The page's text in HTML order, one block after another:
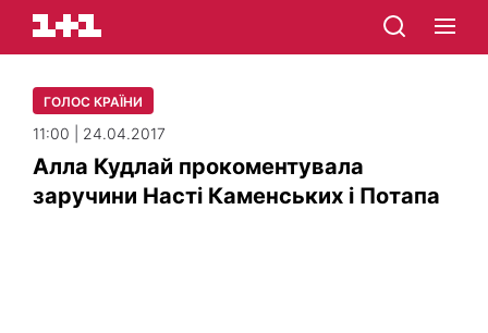
ГОЛОС КРАЇНИ
11:00 | 24.04.2017
Алла Кудлай прокоментувала
заручини Насті Каменських і Потапа